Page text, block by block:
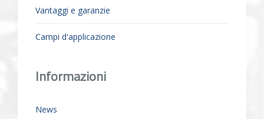
Vantaggi e garanzie
Campi d'applicazione
Informazioni
News